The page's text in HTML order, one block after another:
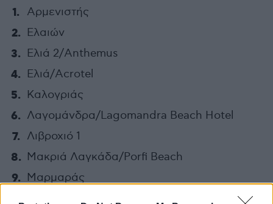
Αρμενιστής
Ελαιών
Ελιά 2/Anthemus
Ελιά/Acrotel
Καλογριάς
Λαγομάνδρα/Lagomandra Beach Hotel
Λιβροχιό 1
Μακριά Λαγκάδα/Porfi Beach
Μαρμαράς